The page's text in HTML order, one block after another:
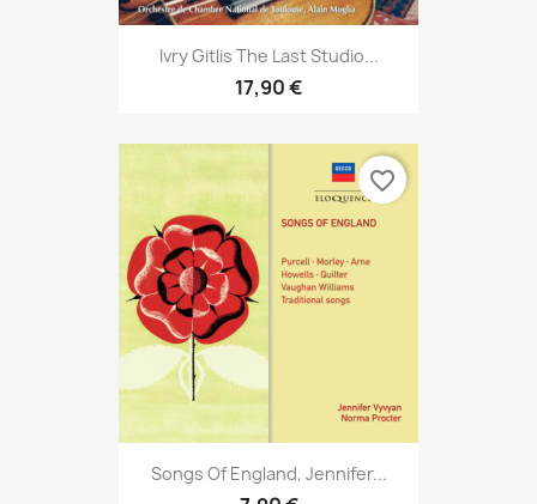
Ivry Gitlis The Last Studio...
17,90 €
Songs Of England, Jennifer...
favorite_border